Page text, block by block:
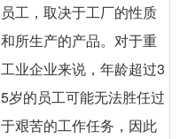
员工，取决于工厂的性质
和所生产的产品。对于重
工业企业来说，年龄超过3
5岁的员工可能无法胜任过
于艰苦的工作任务，因此